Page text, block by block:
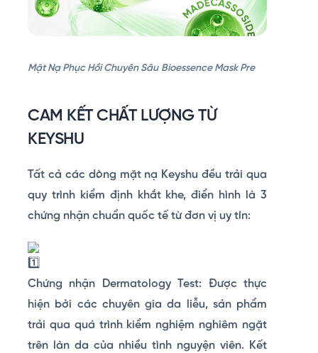
Mặt Nạ Phục Hồi Chuyên Sâu Bioessence Mask Pre
CAM KẾT CHẤT LƯỢNG TỪ
KEYSHU
Tất cả các dòng mặt nạ Keyshu đều trải qua
quy trình kiểm định khắt khe, điển hình là 3
chứng nhận chuẩn quốc tế từ đơn vị uy tín:
Chứng nhận Dermatology Test: Được thực
hiện bởi các chuyên gia da liễu, sản phẩm
trải qua quá trình kiểm nghiệm nghiêm ngặt
trên làn da của nhiều tình nguyện viên. Kết